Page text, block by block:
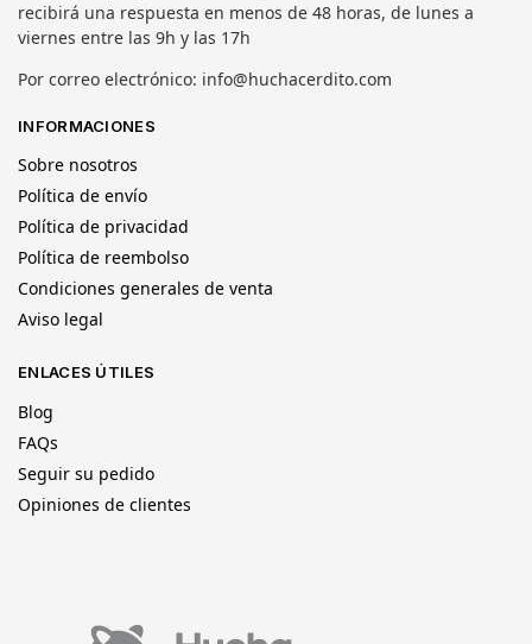
recibirá una respuesta en menos de 48 horas, de lunes a
viernes entre las 9h y las 17h
Por correo electrónico: info@huchacerdito.com
INFORMACIONES
Sobre nosotros
Política de envío
Política de privacidad
Política de reembolso
Condiciones generales de venta
Aviso legal
ENLACES ÚTILES
Blog
FAQs
Seguir su pedido
Opiniones de clientes